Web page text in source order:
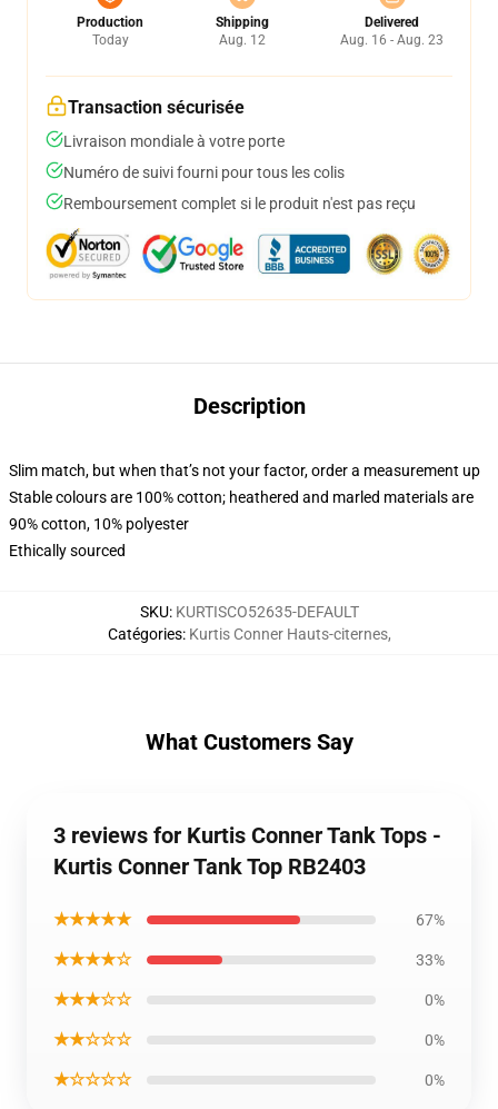
Production
Today
Shipping
Aug. 12
Delivered
Aug. 16 - Aug. 23
Transaction sécurisée
Livraison mondiale à votre porte
Numéro de suivi fourni pour tous les colis
Remboursement complet si le produit n'est pas reçu
Description
Slim match, but when that’s not your factor, order a measurement up
Stable colours are 100% cotton; heathered and marled materials are
90% cotton, 10% polyester
Ethically sourced
SKU: KURTISCO52635-DEFAULT
Catégories: Kurtis Conner Hauts-citernes,
What Customers Say
3 reviews for Kurtis Conner Tank Tops -
Kurtis Conner Tank Top RB2403
★★★★★ 67%
★★★★☆ 33%
★★★☆☆ 0%
★★☆☆☆ 0%
★☆☆☆☆ 0%